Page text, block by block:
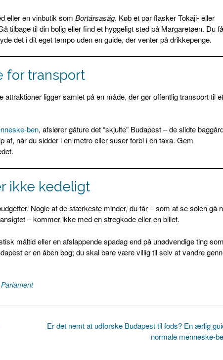
eller en vinbutik som Bortársaság. Køb et par flasker Tokaji- eller
tilbage til din bolig eller find et hyggeligt sted på Margaretøen. Du
det i dit eget tempo uden en guide, der venter på drikkepenge.
for transport
ligger samlet på en måde, der gør offentlig transport til et
ben, afslører gåture det “skjulte” Budapest – de slidte
af, når du sidder i en metro eller suser forbi i en taxa. Gem
ikke kedeligt
Nogle af de stærkeste minder, du får – som at se solen gå
– kommer ikke med en stregkode eller en billet.
måltid eller en afslappende spadag end på unødvendige ting som
er en åben bog; du skal bare være villig til selv at vandre
Parlament
Er det nemt at udforske Budapest til fods? En ærlig
normale menneske-